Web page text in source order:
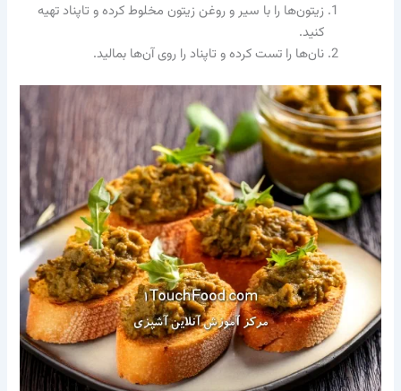
زیتون‌ها را با سیر و روغن زیتون مخلوط کرده و تاپناد تهیه
کنید.
نان‌ها را تست کرده و تاپناد را روی آن‌ها بمالید.